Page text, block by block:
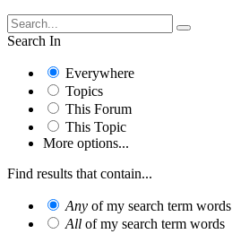
Search In
Everywhere
Topics
This Forum
This Topic
More options...
Find results that contain...
Any of my search term words
All of my search term words